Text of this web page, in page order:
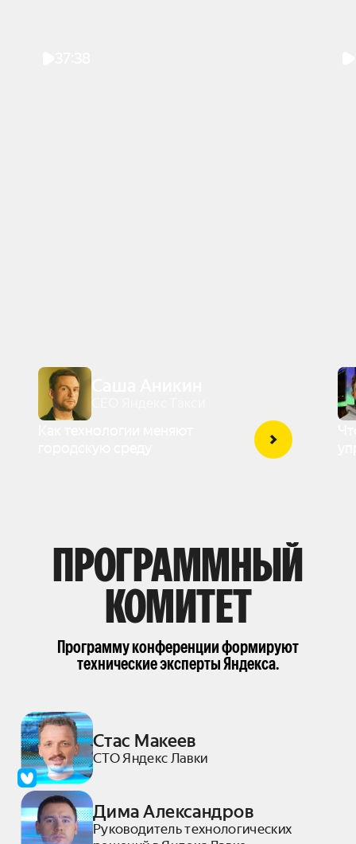
Саша Аникин
ПРОГРАММНЫЙ
КОМИТЕТ
Программу конференции формируют
технические эксперты Яндекса.
Стас Макеев
СТО Яндекс Лавки
Дима Александров
Руководитель технологических